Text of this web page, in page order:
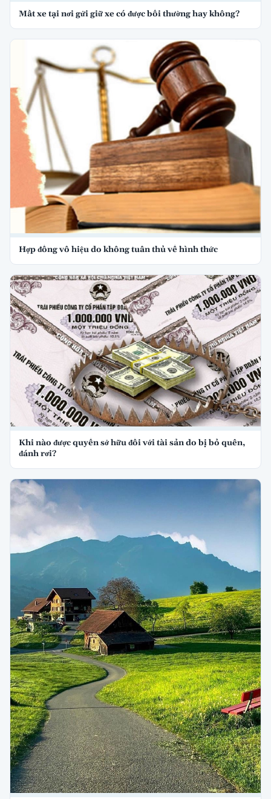
Mất xe tại nơi gửi giữ xe có được bồi thường hay không?
Hợp đồng vô hiệu do không tuân thủ về hình thức
Khi nào được quyền sở hữu đối với tài sản do bị bỏ quên,
đánh rơi?